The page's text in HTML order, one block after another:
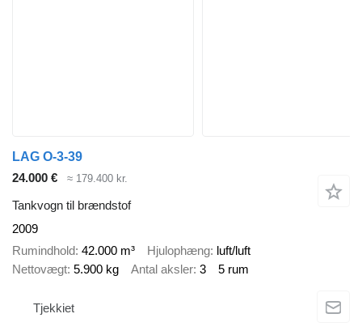
LAG O-3-39
24.000 €
≈ 179.400 kr.
Tankvogn til brændstof
2009
Rumindhold 42.000 m³ Hjulophæng luft/luft
Nettovægt 5.900 kg Antal aksler 3 5 rum
Tjekkiet